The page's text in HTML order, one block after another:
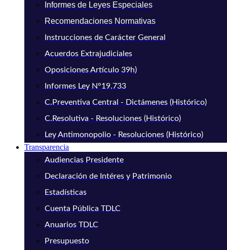
Informes de Leyes Especiales
Recomendaciones Normativas
Instrucciones de Carácter General
Acuerdos Extrajudiciales
Oposiciones Artículo 39h)
Informes Ley N°19.733
C.Preventiva Central - Dictámenes (Histórico)
C.Resolutiva - Resoluciones (Histórico)
Ley Antimonopolio - Resoluciones (Histórico)
Transparencia
Audiencias Presidente
Declaración de Intéres y Patrimonio
Estadísticas
Cuenta Pública TDLC
Anuarios TDLC
Presupuesto